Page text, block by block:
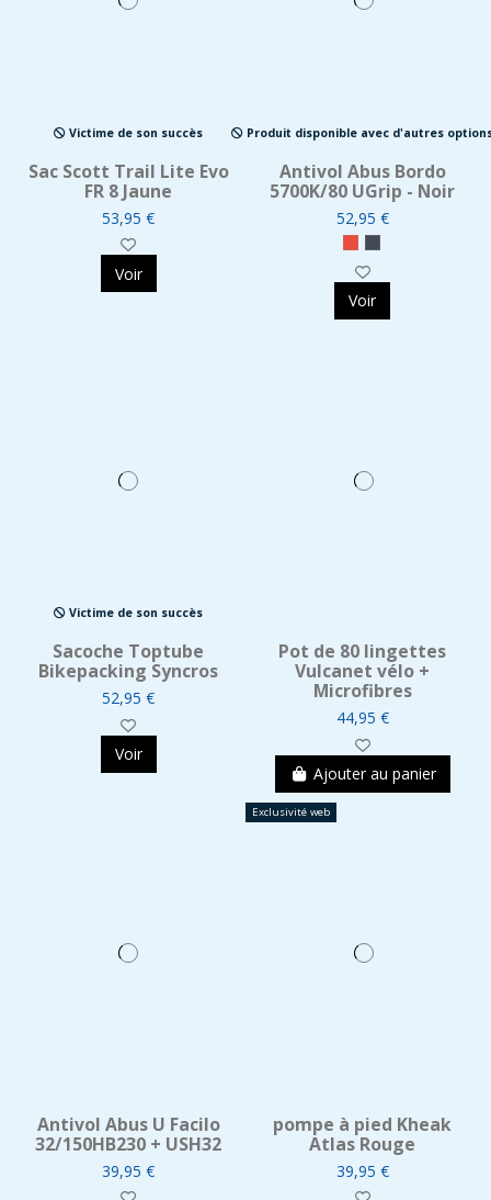
Victime de son succès
Sac Scott Trail Lite Evo
FR 8 Jaune
53,95 €
Voir
Produit disponible avec d'autres
Antivol Abus Bordo
5700K/80 UGrip - Noir
52,95 €
Voir
Victime de son succès
Sacoche Toptube
Bikepacking Syncros
52,95 €
Voir
Pot de 80 lingettes
Vulcanet vélo +
Microfibres
44,95 €
Ajouter au panier
Antivol Abus U Facilo
32/150HB230 + USH32
39,95 €
Exclusivité web
pompe à pied Kheak
Atlas Rouge
39,95 €